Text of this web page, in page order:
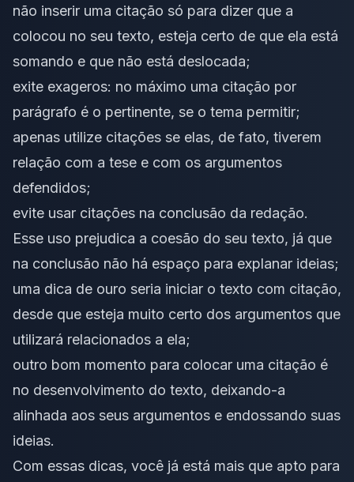
não inserir uma citação só para dizer que a
colocou no seu texto, esteja certo de que ela está
somando e que não está deslocada;
exite exageros: no máximo uma citação por
parágrafo é o pertinente, se o tema permitir;
apenas utilize citações se elas, de fato, tiverem
relação com a tese e com os argumentos
defendidos;
evite usar citações na conclusão da redação.
Esse uso prejudica a coesão do seu texto, já que
na conclusão não há espaço para explanar ideias;
uma dica de ouro seria iniciar o texto com citação,
desde que esteja muito certo dos argumentos que
utilizará relacionados a ela;
outro bom momento para colocar uma citação é
no desenvolvimento do texto, deixando-a
alinhada aos seus argumentos e endossando suas
ideias.
Com essas dicas, você já está mais que apto para